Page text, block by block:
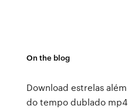
On the blog
Download estrelas além
do tempo dublado mp4